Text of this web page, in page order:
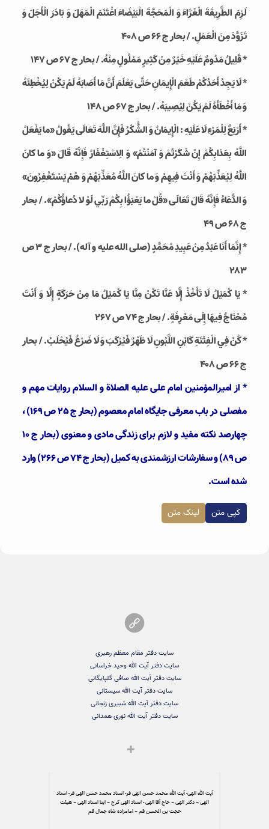
لَزِمَ الطَّرِيقَةَ الْغَرَّاءَ وَ الْمَحَجَّةَ الْبَيْضَاءَ اغْتَنَمَ الْمَهَلَ وَ بَادَرَ الْأَجَلَ وَ
تَزَوَّدَ مِنَ الْعَمَلِ. / بحار ج 66 ص 408
* قَلِيلٌ مَدُومٌ عَلَيْهِ خَيْرٌ مِنْ كَثِيرٍ مَمْلُولٍ مِنْهُ. / بحار ج 67 ص 147
* لَا يَجِدُ أَحَدُكُمْ طَعْمَ الْإِيمَانِ حَتَّى يَعْلَمَ أَنَّ مَا أَصَابَهُ لَمْ يَكُنْ لِيُخْطِئَهُ
وَ مَا أَخْطَأَهُ لَمْ يَكُنْ لِيُصِيبَهُ. / بحار ج 67 ص 148
* أَرْبَعٌ لِلْمَرْءِ لَا عَلَيْهِ : الْإِيمَانُ وَ الشُّكْرُ فَإِنَّ اللَّهَ تَعَالَى يَقُولُ‏ «ما يَفْعَلُ
اللَّهُ بِعَذابِكُمْ إِنْ شَكَرْتُمْ وَ آمَنْتُمْ»‏ وَ الِاسْتِغْفَارُ فَإِنَّهُ قَالَ‏ «وَ ما كانَ
اللَّهُ لِيُعَذِّبَهُمْ وَ أَنْتَ فِيهِمْ وَ ما كانَ اللَّهُ مُعَذِّبَهُمْ وَ هُمْ يَسْتَغْفِرُونَ‏»
وَ الدُّعَاءُ فَإِنَّهُ قَالَ تَعَالَى‏ «قُلْ ما يَعْبَؤُا بِكُمْ رَبِّي لَوْ لا دُعاؤُكُمْ»‏. / بحار
ج 68 ص 49
* إِنَّمَا أَنَا عَبْدٌ مِنْ‏ عَبِيدِ مُحَمَّدٍ (صلی الله علیه و آله)‏. / بحار ج 3 ص
283
* يَا كُمَيْلُ لَا تَأْخُذْ إِلَّا عَنَّا تَكُنْ‏ مِنَّا يَا كُمَيْلُ مَا مِنْ حَرَكَةٍ إِلَّا وَ أَنْتَ
مُحْتَاجٌ فِيهَا إِلَى مَعْرِفَةٍ. / بحار ج 74 ص 267
* كُنْ فِي الْفِتْنَةِ كَابْنِ اللَّبُونِ‏ لَا ظَهْرٌ فَيُرْكَبَ وَ لَا ضَرْعٌ فَيُحْلَبُ. / بحار
ج 66 ص 408
* از امیرالمؤمنین امام علی علیه الصلاة و السلام روایات مهم و
مفصلی در باب معرفی جایگاه امام معصوم (بحار ج 25 ص 169) ،
چهارصد نکته مفید و لازم برای زندگی مادی و معنوی (بحار ج 10
ص 89) و سفارشات ارزشمندی به کمیل (بحار ج 74 ص 266) وارد
شده است.
کپی متن لینک متن
سایت دفتر مقام معظم رهبری
سایت دفتر آیت الله وحید خراسانی
سایت دفتر آیت الله صافی گلپایگانی
سایت دفتر آیت الله سیستانی
سایت دفتر آیت الله شبیری زنجانی
سایت دفتر آیت الله نوری همدانی
آیت الله الهی- آیت الله محمد حسن الهی فر- استاد محمد حسن الهی فر- استاد
الهی – دکتر الهی – حاج آقا الهی - استاد الهی کرج – ایتا استاد الهی – هیئت
حجت بن الحسن قم – امامزاده شاه جمال قم